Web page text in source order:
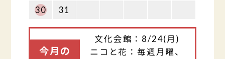
30
31
今月の
文化会館：8/24(月)
ニコと花：毎週月曜、